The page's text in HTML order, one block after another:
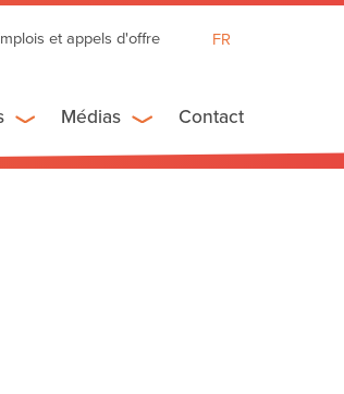
et appels d'offre
FR
ES
Médias Contact